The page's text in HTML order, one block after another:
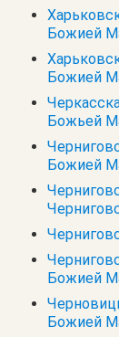
Божией
Божией
Божьей
Божией
Божией
Божией